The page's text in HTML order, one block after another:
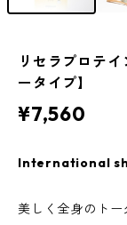
リセラプロテ
ータイプ】
¥7,560
International
美しく全身のトー